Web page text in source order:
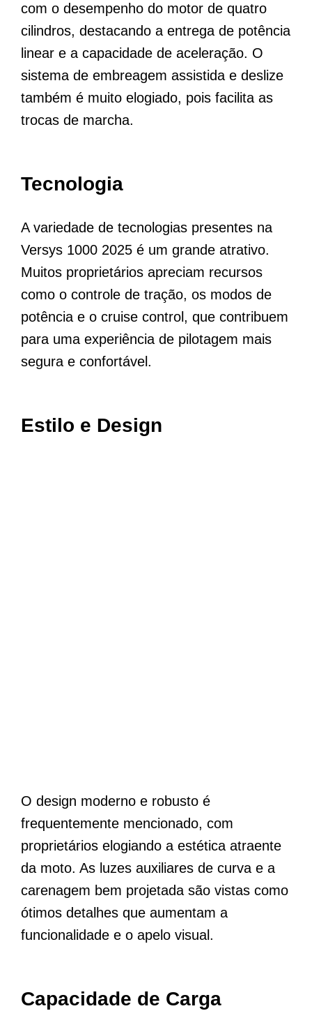
com o desempenho do motor de quatro
cilindros, destacando a entrega de potência
linear e a capacidade de aceleração. O
sistema de embreagem assistida e deslize
também é muito elogiado, pois facilita as
trocas de marcha.
Tecnologia
A variedade de tecnologias presentes na
Versys 1000 2025 é um grande atrativo.
Muitos proprietários apreciam recursos
como o controle de tração, os modos de
potência e o cruise control, que contribuem
para uma experiência de pilotagem mais
segura e confortável.
Estilo e Design
O design moderno e robusto é
frequentemente mencionado, com
proprietários elogiando a estética atraente
da moto. As luzes auxiliares de curva e a
carenagem bem projetada são vistas como
ótimos detalhes que aumentam a
funcionalidade e o apelo visual.
Capacidade de Carga